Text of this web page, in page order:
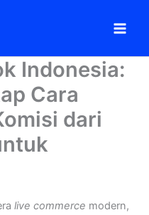
Indonesia:
Cara
dari
live commerce modern,